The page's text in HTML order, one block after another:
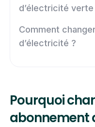
d’électricité
Comment
d’électricité ?
Pourquoi
abonnement